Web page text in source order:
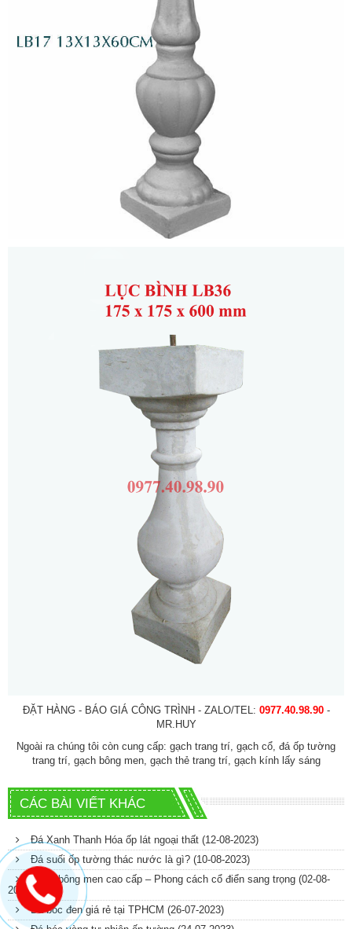
ĐẶT HÀNG - BÁO GIÁ CÔNG TRÌNH - ZALO/TEL: 0977.40.98.90-
MR.HUY
Ngoài ra chúng tôi còn cung cấp: gạch trang trí gạch cổ đá ốp tường
trang trí, gạch bông men, gạch thẻ trang trí, gạch kính lấy sáng
CÁC BÀI VIẾT KHÁC
Đá Xanh Thanh Hóa ốp lát ngoại thất (12-08-2023)
Đá suối ốp tường thác nước là gì? (10-08-2023)
Gạch bông men cao cấp – Phong cách cổ điển sang trọng (02-08-
2023)
Đá bóc đen giá rẻ tại TPHCM (26-07-2023)